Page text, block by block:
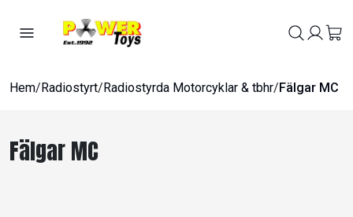
Hem/Radiostyrt/Radiostyrda Motorcyklar & tbhr/Fälgar MC
Fälgar MC